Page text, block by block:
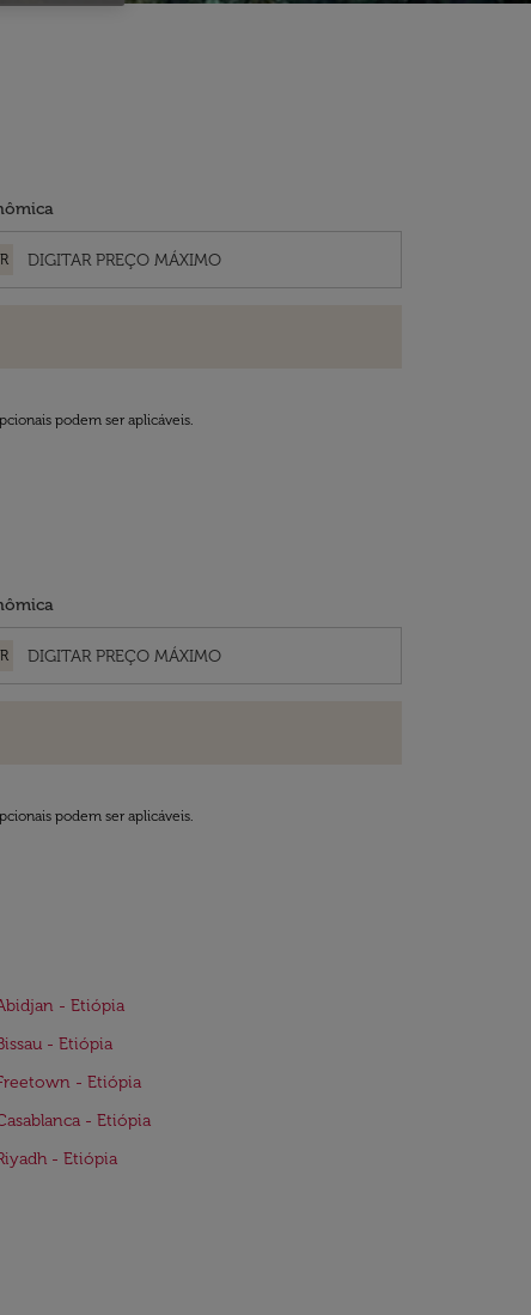
podem ser aplicáveis.
podem ser aplicáveis.
- Etiópia
- Etiópia
- Etiópia
- Etiópia
- Etiópia